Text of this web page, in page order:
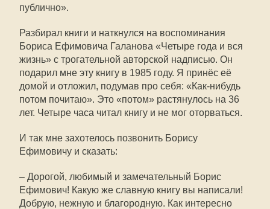
публично».
Разбирал книги и наткнулся на воспоминания
Бориса Ефимовича Галанова «Четыре года и вся
жизнь» с трогательной авторской надписью. Он
подарил мне эту книгу в 1985 году. Я принёс её
домой и отложил, подумав про себя: «Как-нибудь
потом почитаю». Это «потом» растянулось на 36
лет. Четыре часа читал книгу и не мог оторваться.
И так мне захотелось позвонить Борису
Ефимовичу и сказать:
– Дорогой, любимый и замечательный Борис
Ефимович! Какую же славную книгу вы написали!
Добрую, нежную и благородную. Как интересно